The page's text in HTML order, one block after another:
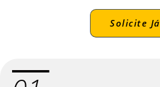
Solicite Já